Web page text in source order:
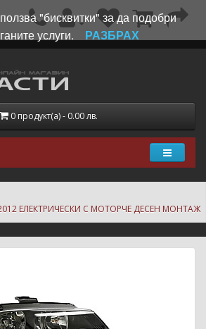
0 продукт(а) - 0.00 лв.
ЕЛЕКТРИЧЕСКИ С МОТОРЧЕ ДЕСЕН МОНТАЖ
"бисквитки" за да подобри
услуги.
РАЗБРАХ